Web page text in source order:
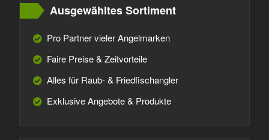
Ausgewähltes Sortiment
Pro Partner vieler Angelmarken
Faire Preise & Zeitvorteile
Alles für Raub- & Friedfischangler
Exklusive Angebote & Produkte